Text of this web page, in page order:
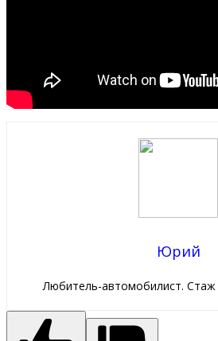
Юрий
Любитель-автомобилист. Стаж